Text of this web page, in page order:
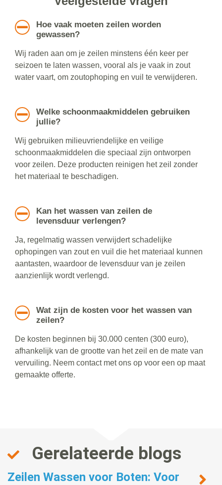
Hoe vaak moeten zeilen worden
gewassen?
Wij raden aan om je zeilen minstens één keer per
seizoen te laten wassen, vooral als je vaak in zout
water vaart, om zoutophoping en vuil te verwijderen.
Welke schoonmaakmiddelen gebruiken
jullie?
Wij gebruiken milieuvriendelijke en veilige
schoonmaakmiddelen die speciaal zijn ontworpen
voor zeilen. Deze producten reinigen het zeil zonder
het materiaal te beschadigen.
Kan het wassen van zeilen de
levensduur verlengen?
Ja, regelmatig wassen verwijdert schadelijke
ophopingen van zout en vuil die het materiaal kunnen
aantasten, waardoor de levensduur van je zeilen
aanzienlijk wordt verlengd.
Wat zijn de kosten voor het wassen van
zeilen?
De kosten beginnen bij 30.000 centen (300 euro),
afhankelijk van de grootte van het zeil en de mate van
vervuiling. Neem contact met ons op voor een op maat
gemaakte offerte.
Gerelateerde blogs
Zeilen Wassen voor Boten: Voor